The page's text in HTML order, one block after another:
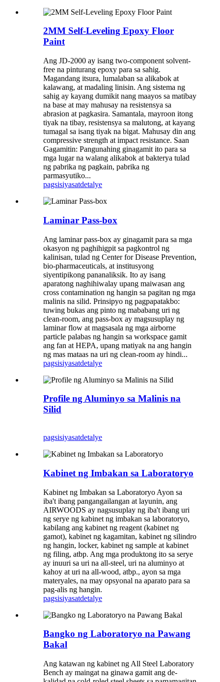
2MM Self-Leveling Epoxy Floor
Paint
Ang JD-2000 ay isang two-component solvent-
free na pinturang epoxy para sa sahig.
Magandang itsura, lumalaban sa alikabok at
kalawang, at madaling linisin. Ang sistema ng
sahig ay kayang dumikit nang maayos sa matibay
na base at may mahusay na resistensya sa
abrasion at pagkasira. Samantala, mayroon itong
tiyak na tibay, resistensya sa malutong, at kayang
tumagal sa isang tiyak na bigat. Mahusay din ang
compressive strength at impact resistance. Saan
Gagamitin: Pangunahing ginagamit ito para sa
mga lugar na walang alikabok at bakterya tulad
ng pabrika ng pagkain, pabrika ng
parmasyutiko...
pagsisiyasatdetalye
Laminar Pass-box
Ang laminar pass-box ay ginagamit para sa mga
okasyon ng paghihigpit sa pagkontrol ng
kalinisan, tulad ng Center for Disease Prevention,
bio-pharmaceuticals, at institusyong
siyentipikong pananaliksik. Ito ay isang
aparatong naghihiwalay upang maiwasan ang
cross contamination ng hangin sa pagitan ng mga
malinis na silid. Prinsipyo ng pagpapatakbo:
tuwing bukas ang pinto ng mababang uri ng
clean-room, ang pass-box ay magsusuplay ng
laminar flow at magsasala ng mga airborne
particle palabas ng hangin sa workspace gamit
ang fan at HEPA, upang matiyak na ang hangin
ng mas mataas na uri ng clean-room ay hindi...
pagsisiyasatdetalye
Profile ng Aluminyo sa Malinis na
Silid
pagsisiyasatdetalye
Kabinet ng Imbakan sa Laboratoryo
Kabinet ng Imbakan sa Laboratoryo Ayon sa
iba't ibang pangangailangan at layunin, ang
AIRWOODS ay nagsusuplay ng iba't ibang uri
ng serye ng kabinet ng imbakan sa laboratoryo,
kabilang ang kabinet ng reagent (kabinet ng
gamot), kabinet ng kagamitan, kabinet ng silindro
ng hangin, locker, kabinet ng sample at kabinet
ng filing, atbp. Ang mga produktong ito sa serye
ay inuuri sa uri na all-steel, uri na aluminyo at
kahoy at uri na all-wood, atbp., ayon sa mga
materyales, na may opsyonal na aparato para sa
pag-alis ng hangin.
pagsisiyasatdetalye
Bangko ng Laboratoryo na Pawang
Bakal
Ang katawan ng kabinet ng All Steel Laboratory
Bench ay maingat na ginawa gamit ang de-